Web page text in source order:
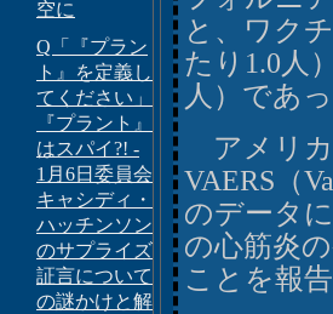
空に
Q「『プラン
ト』を定義し
てください」
『プラント』
はスパイ?! -
1月6日委員会
キャシディ・
ハッチンソン
のサプライズ
証言について
の謎かけと解
と、ワク
たり1.0人
人）であ
アメリカ
VAERS（
のデータ
の心筋炎
ことを報